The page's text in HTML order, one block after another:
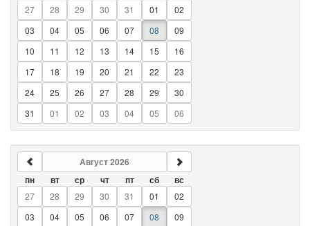
27
28 29 30 31 01
02
03
04 05 06 07 08
09
10
11 12 13 14 15
16
17
18 19 20 21 22
23
24
25 26 27 28 29
30
31
01 02 03 04 05 06
Август 2026
пн вт ср чт пт сб
вс
27
28 29 30 31 01
02
03
04 05 06 07 08
09